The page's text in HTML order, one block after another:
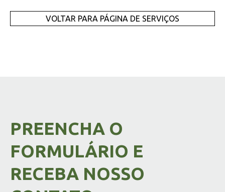
VOLTAR PARA PÁGINA DE SERVIÇOS
PREENCHA O
FORMULÁRIO E
RECEBA NOSSO